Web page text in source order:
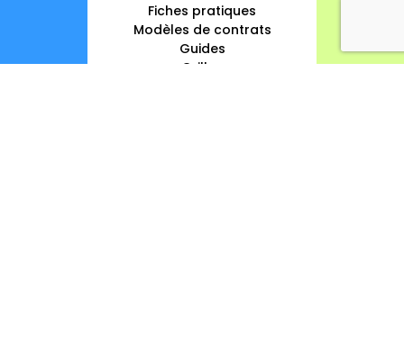
Fiches pratiques
Modèles de contrats
Guides
Grilles